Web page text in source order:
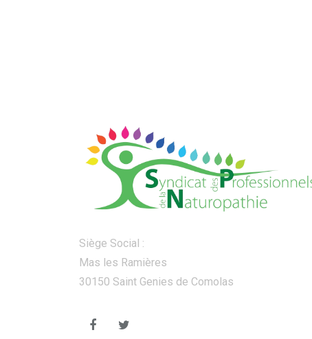
Siège Social :
Mas les Ramières
30150 Saint Genies de Comolas